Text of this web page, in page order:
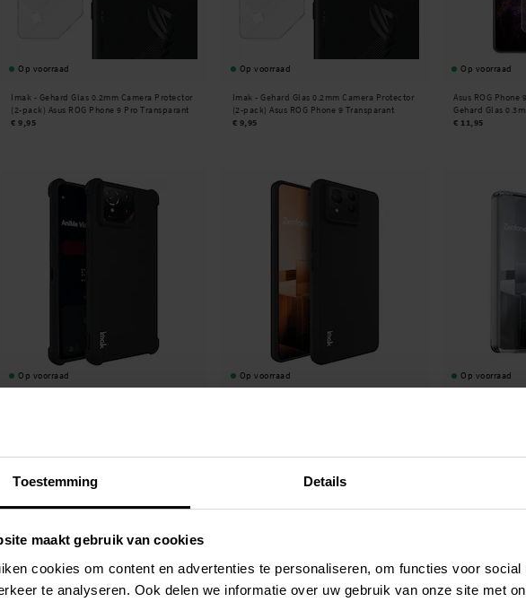
Toestemming Details
maakt gebruik van cookies
cookies om content en advertenties te personaliseren, om functies voor social
te analyseren. Ook delen we informatie over uw gebruik van onze site met
Op voorraad
Imak - Gehard Glas 0.2mm Camera Protector
(2-pack) Asus ROG Phone 9 Pro Transparant
€ 9,95
Op voorraad
Imak - Gehard Glas 0.2mm Camera Protector
(2-pack) Asus ROG Phone 9 Transparant
€ 9,95
Op voorraad
Asus ROG
Gehard Glas
€ 11,95
Op voorraad Op voorraad Op voorraad